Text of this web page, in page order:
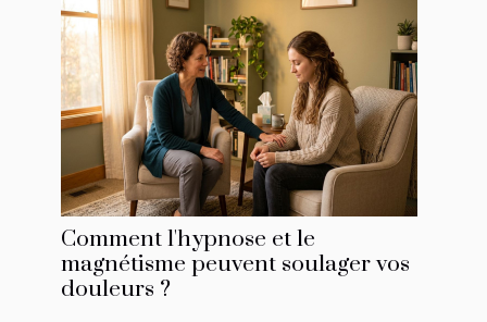
Comment l'hypnose et le
magnétisme peuvent soulager vos
douleurs ?